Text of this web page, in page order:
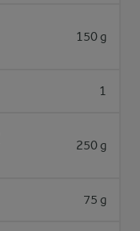
150 g
1
250 g
75 g